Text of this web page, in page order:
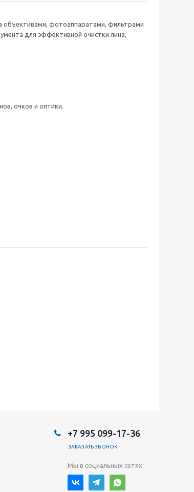
объективами, фотоаппаратами, фильтрами
для эффективной очистки линз,
очков и оптики.
+7 995 099-17-36
ЗАКАЗАТЬ ЗВОНОК
Мы в социальных сетях: